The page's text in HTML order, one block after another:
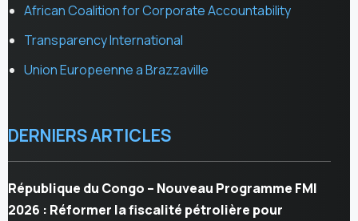
African Coalition for Corporate Accountability
Transparency International
Union Europeenne a Brazzaville
DERNIERS ARTICLES
République du Congo – Nouveau Programme FMI
2026 : Réformer la fiscalité pétrolière pour